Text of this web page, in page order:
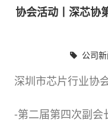
协会活动丨深芯协
公司
深圳市芯片行业协
-第二届第四次副会